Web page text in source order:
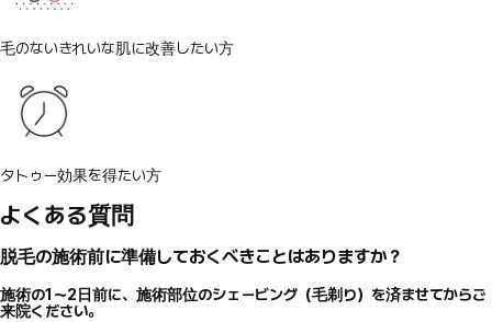
毛のないきれいな肌に改善したい方
タトゥー効果を得たい方
よくある質問
脱毛の施術前に準備しておくべきことはありますか？
施術の1〜2日前に、施術部位のシェービング（毛剃り）を済ませてからご
来院ください。